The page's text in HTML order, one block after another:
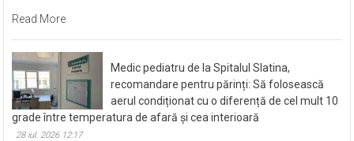
Read More
Medic pediatru de la Spitalul Slatina,
recomandare pentru părinți: Să folosească
aerul condiționat cu o diferență de cel mult 10
grade între temperatura de afară și cea interioară
28 iul. 2026 12:17